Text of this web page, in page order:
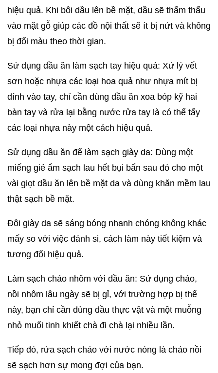
hiệu quả. Khi bôi dầu lên bề mặt, dầu sẽ thẩm thấu
vào mặt gỗ giúp các đồ nội thất sẽ ít bị nứt và không
bị đổi màu theo thời gian.
Sử dụng dầu ăn làm sạch tay hiệu quả: Xử lý vết
sơn hoặc nhựa các loại hoa quả như nhựa mít bị
dính vào tay, chỉ cần dùng dầu ăn xoa bóp kỹ hai
bàn tay và rửa lại bằng nước rửa tay là có thể tẩy
các loại nhựa này một cách hiệu quả.
Sử dụng dầu ăn để làm sạch giày da: Dùng một
miếng giẻ ẩm sạch lau hết bụi bẩn sau đó cho một
vài giọt dầu ăn lên bề mặt da và dùng khăn mềm lau
thật sạch bề mặt.
Đôi giày da sẽ sáng bóng nhanh chóng không khác
mấy so với việc đánh si, cách làm này tiết kiệm và
tương đối hiệu quả.
Làm sạch chảo nhôm với dầu ăn: Sử dụng chảo,
nồi nhôm lâu ngày sẽ bị gỉ, với trường hợp bị thế
này, bạn chỉ cần dùng dầu thực vật và một muỗng
nhỏ muối tinh khiết chà đi chà lại nhiều lần.
Tiếp đó, rửa sạch chảo với nước nóng là chảo nồi
sẽ sạch hơn sự mong đợi của bạn.